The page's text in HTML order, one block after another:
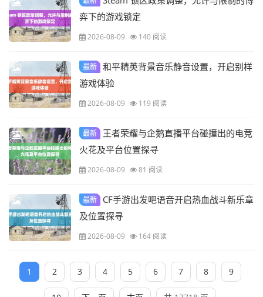
弈下的游戏锁定
2026-08-09 140 阅读
最新 和平精英背景音乐静音设置，开启别样
游戏体验
2026-08-09 119 阅读
最新
王者荣耀与企鹅直播平台碰撞出的电竞
火花及平台位置探寻
2026-08-09 81 阅读
最新
CF手游出发吧语音开启热血战斗新乐章
及位置探寻
2026-08-09 164 阅读
1 2 3 4 5 6 7 8 9